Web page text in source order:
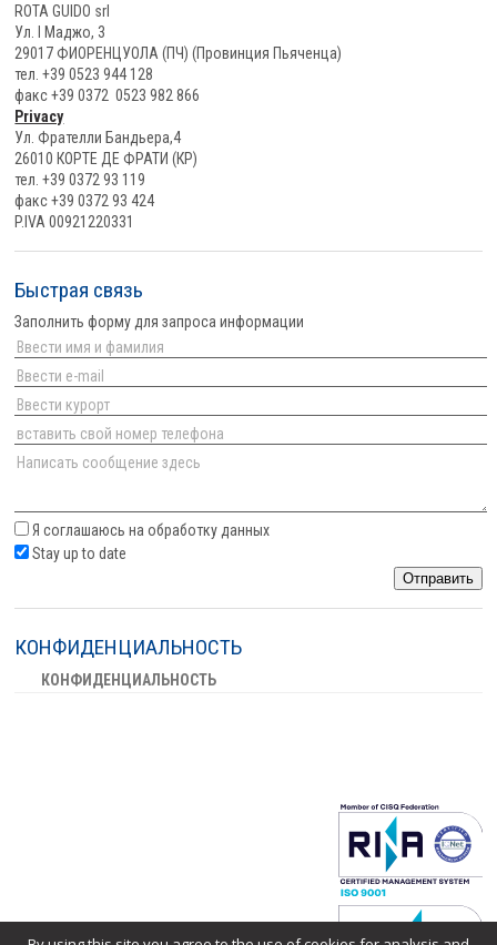
ROTA GUIDO srl
Ул. I Маджо, 3
29017 ФИОРЕНЦУОЛА (ПЧ) (Провинция Пьяченца)
тел. +39 0523 944 128
факс +39 0372 0523 982 866
Privacy
Ул. Фрателли Бандьера,4
26010 КОРТЕ ДЕ ФРАТИ (КР)
тел. +39 0372 93 119
факс +39 0372 93 424
P.IVA 00921220331
Быстрая связь
Заполнить форму для запроса информации
Я соглашаюсь на обработку данных
Stay up to date
Отправить
КОНФИДЕНЦИАЛЬНОСТЬ
КОНФИДЕНЦИАЛЬНОСТЬ